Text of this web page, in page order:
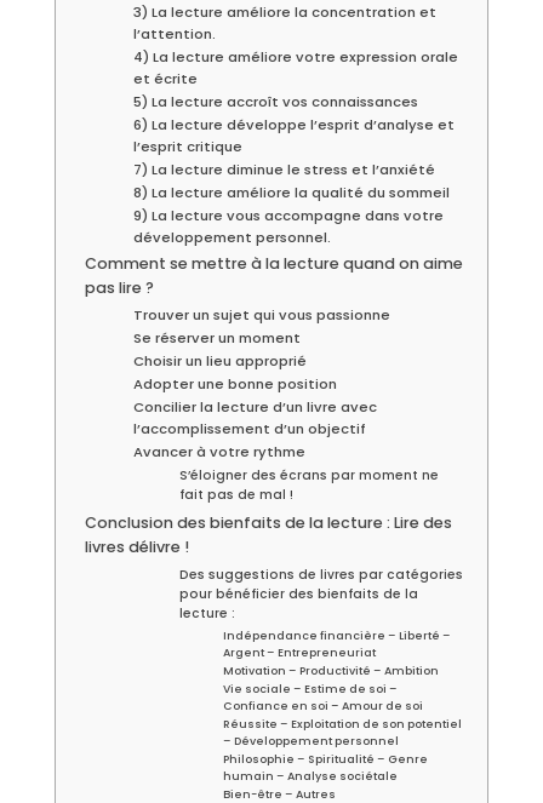
3) La lecture améliore la concentration et
l’attention.
4) La lecture améliore votre expression orale
et écrite
5) La lecture accroît vos connaissances
6) La lecture développe l’esprit d’analyse et
l’esprit critique
7) La lecture diminue le stress et l’anxiété
8) La lecture améliore la qualité du sommeil
9) La lecture vous accompagne dans votre
développement personnel.
Comment se mettre à la lecture quand on aime
pas lire ?
Trouver un sujet qui vous passionne
Se réserver un moment
Choisir un lieu approprié
Adopter une bonne position
Concilier la lecture d’un livre avec
l’accomplissement d’un objectif
Avancer à votre rythme
S’éloigner des écrans par moment ne
fait pas de mal !
Conclusion des bienfaits de la lecture : Lire des
livres délivre !
Des suggestions de livres par catégories
pour bénéficier des bienfaits de la
lecture :
Indépendance financière – Liberté –
Argent – Entrepreneuriat
Motivation – Productivité – Ambition
Vie sociale – Estime de soi –
Confiance en soi – Amour de soi
Réussite – Exploitation de son potentiel
– Développement personnel
Philosophie – Spiritualité – Genre
humain – Analyse sociétale
Bien-être – Autres